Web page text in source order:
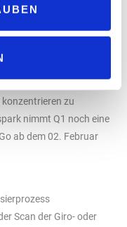
Q1
für
zu
nimmt Q1 noch eine
ab dem 02. Februar
Scan der Giro- oder